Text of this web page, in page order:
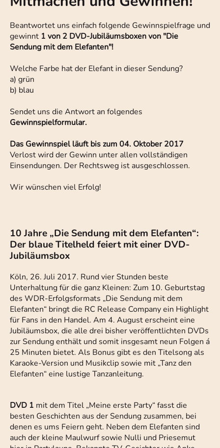
Beantwortet uns einfach folgende Gewinnspielfrage und
gewinnt 1 von 2 DVD-Jubiläumsboxen von "Die
Sendung mit dem Elefanten"!
Welche Farbe hat der Elefant in dieser Sendung?
a) grün
b) blau
Sendet uns die Antwort an folgendes
Gewinnspielformular.
Das Gewinnspiel läuft bis zum 04. Oktober 2017
Verlost wird der Gewinn unter allen vollständigen
Einsendungen. Der Rechtsweg ist ausgeschlossen.
Wir wünschen viel Erfolg!
10 Jahre „Die Sendung mit dem Elefanten“:
Der blaue Titelheld feiert mit einer DVD-
Jubiläumsbox
Köln, 26. Juli 2017. Rund vier Stunden beste
Unterhaltung für die ganz Kleinen: Zum 10. Geburtstag
des WDR-Erfolgsformats „Die Sendung mit dem
Elefanten“ bringt die RC Release Company ein Highlight
für Fans in den Handel. Am 4. August erscheint eine
Jubiläumsbox, die alle drei bisher veröffentlichten DVDs
zur Sendung enthält und somit insgesamt neun Folgen á
25 Minuten bietet. Als Bonus gibt es den Titelsong als
Karaoke-Version und Musikclip sowie mit „Tanz den
Elefanten“ eine lustige Tanzanleitung.
DVD 1 mit dem Titel „Meine erste Party“ fasst die
besten Geschichten aus der Sendung zusammen, bei
denen es ums Feiern geht. Neben dem Elefanten sind
auch der kleine Maulwurf sowie Nulli und Priesemut